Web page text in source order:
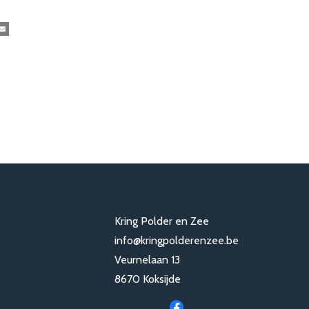
E-mail
Kring Polder en Zee
info@kringpolderenzee.be
Veurnelaan 13
8670 Koksijde